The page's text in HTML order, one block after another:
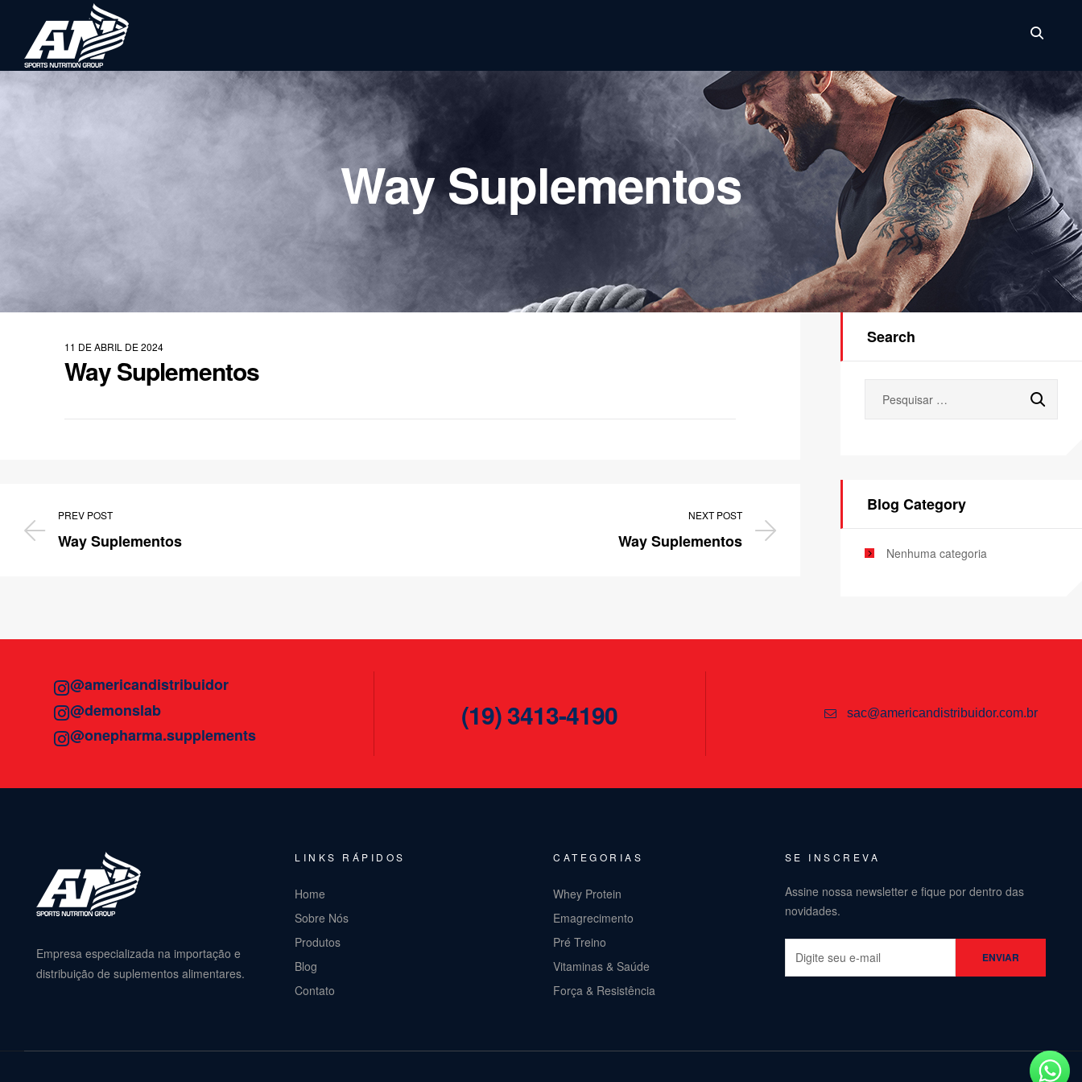
Way Suplementos
11 DE ABRIL DE 2024
Way Suplementos
PREV POST
Way Suplementos
NEXT POST
Way Suplementos
Search
Blog Category
Nenhuma categoria
@americandistribuidor
@demonslab
@onepharma.supplements
(19) 3413-4190 sac@americandistribuidor.com.br
Empresa especializada na importação e
distribuição de suplementos alimentares.
LINKS RÁPIDOS
Home
Sobre Nós
Produtos
Blog
Contato
CATEGORIAS
Whey Protein
Emagrecimento
Pré Treino
Vitaminas & Saúde
Força & Resistência
SE INSCREVA
Assine nossa newsletter e fique por dentro das
novidades.